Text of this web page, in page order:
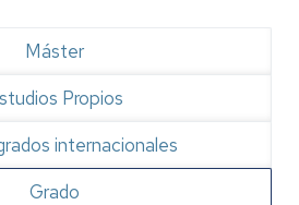
Grado
Máster
Propios
internacionales